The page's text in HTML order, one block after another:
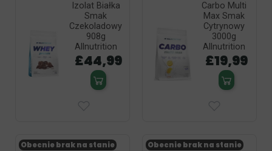
Izolat Białka
Smak
Czekoladowy
908g
Allnutrition
£44,99
Carbo Multi
Max Smak
Cytrynowy
3000g
Allnutrition
£19,99
Obecnie brak na stanie Obecnie brak na stanie